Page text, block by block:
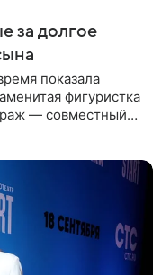
за долгое
показала
фигуристка
— совместный